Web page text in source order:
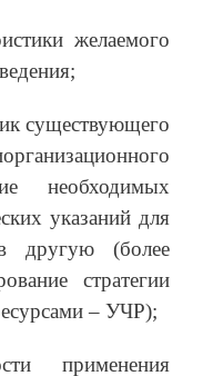
желаемого
существующего
необходимых
указаний для
другую (более
стратегии
– УЧР);
применения